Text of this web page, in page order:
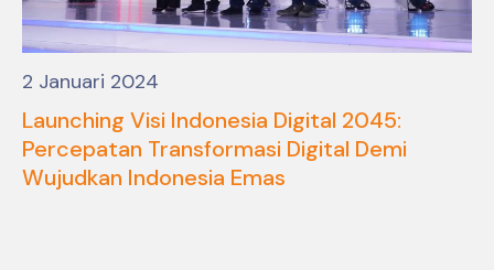
2 Januari 2024
Launching Visi Indonesia Digital 2045:
Percepatan Transformasi Digital Demi
Wujudkan Indonesia Emas